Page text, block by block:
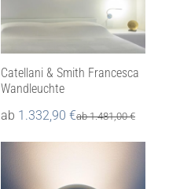
Catellani & Smith Francesca
Wandleuchte
ab 1.332,90 €ab1.481,00€